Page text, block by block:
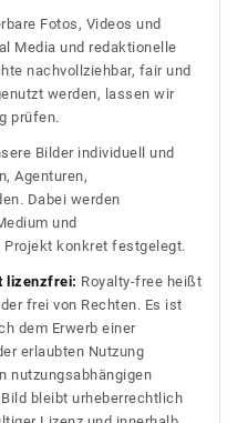
Fotos, Videos und
Media und redaktionelle
nachvollziehbar, fair und
werden, lassen wir
prüfen.
Bilder individuell und
Agenturen,
Dabei werden
und
konkret festgelegt.
lizenzfrei: Royalty-free heißt
frei von Rechten. Es ist
dem Erwerb einer
erlaubten Nutzung
nutzungsabhängigen
bleibt urheberrechtlich